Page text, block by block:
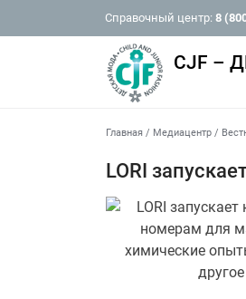
Справочный центр: 8
CJF –
Главная / Медиацентр /
LORI